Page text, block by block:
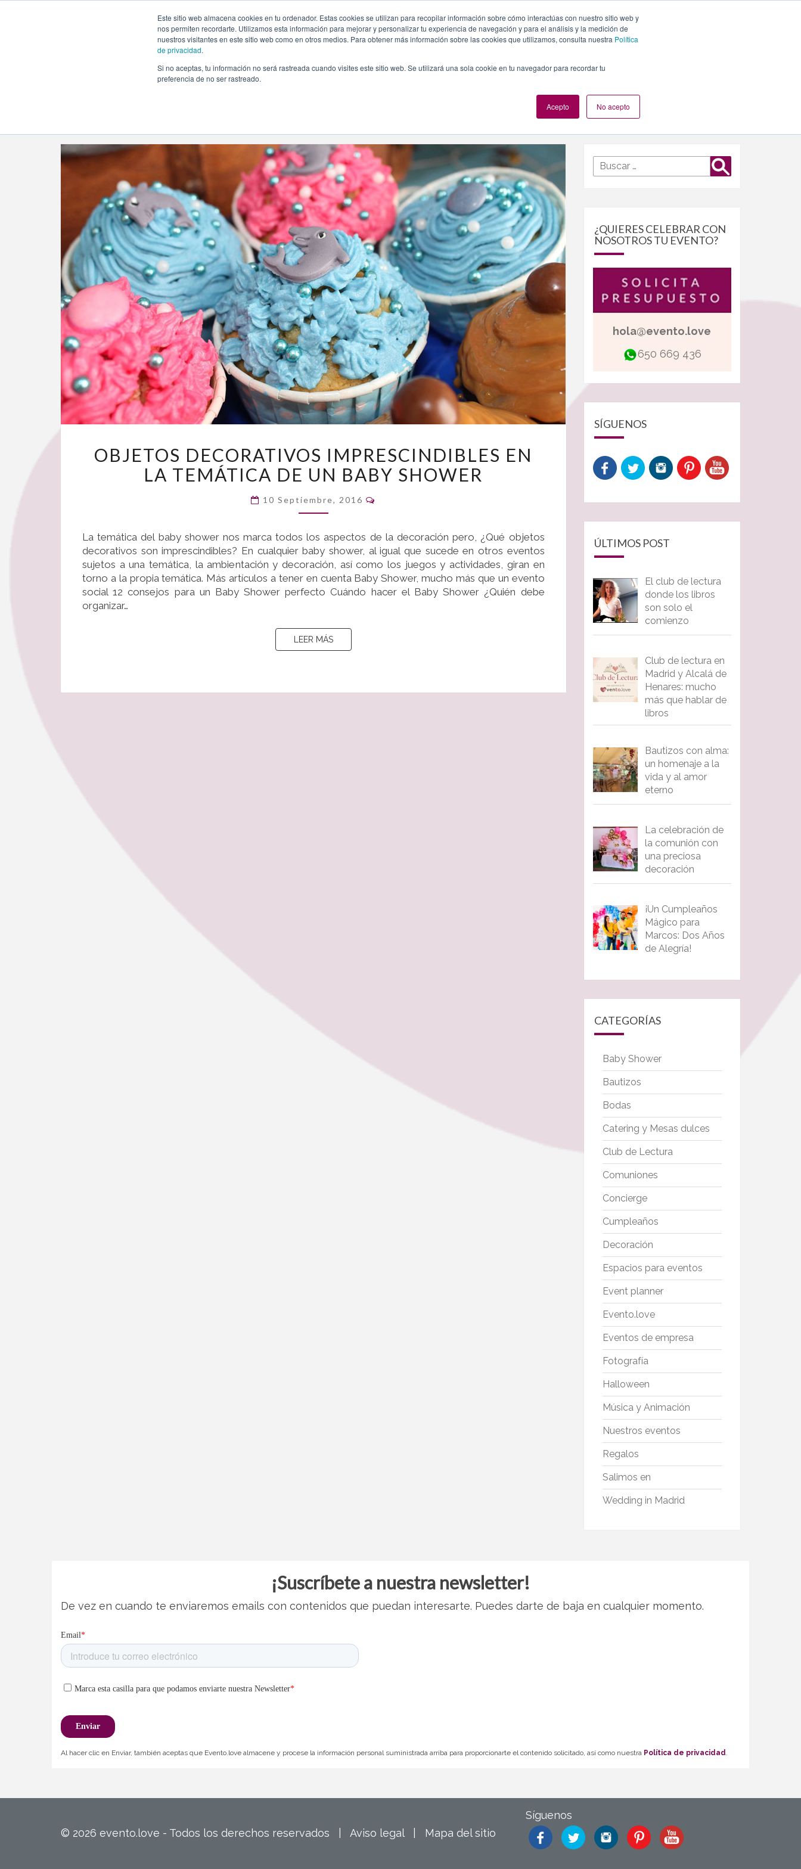
Este sitio web almacena cookies en tu ordenador. Estas cookies se utilizan para recopilar información sobre cómo interactúas con nuestro sitio web y
nos permiten recordarte. Utilizamos esta información para mejorar y personalizar tu experiencia de navegación y para el análisis y la medición de
nuestros visitantes en este sitio web como en otros medios. Para obtener más información sobre las cookies que utilizamos, consulta nuestra Política
de privacidad.
Si no aceptas, tu información no será rastreada cuando visites este sitio web. Se utilizará una sola cookie en tu navegador para recordar tu
preferencia de no ser rastreado.
Acepto No acepto
INICIO QUIÉNES SOMOS TE OFRECEMOS PLANES NUESTROS EVENTOS
organizar un baby shower
DECORATIVOS
IMPRESCINDIBLES
EN
LA
TEMÁTICA
UN
BABY
SHOWER
OBJETOS DECORATIVOS IMPRESCINDIBLES EN
LA TEMÁTICA DE UN BABY SHOWER
10 Septiembre, 2016
La temática del baby shower nos marca todos los aspectos de la decoración pero, ¿Qué objetos
decorativos son imprescindibles? En cualquier baby shower, al igual que sucede en otros eventos
sujetos a una temática, la ambientación y decoración, así como los juegos y actividades, giran en
torno a la propia temática. Más artículos a tener en cuenta Baby Shower, mucho más que un evento
social 12 consejos para un Baby Shower perfecto Cuándo hacer el Baby Shower ¿Quién debe
organizar…
LEER MÁSLEER MÁS
Buscar
por:
Buscar
¿QUIERES CELEBRAR CON
NOSOTROS TU EVENTO?
hola@evento.love
650 669 436
SÍGUENOS
ÚLTIMOS POST
El club de lectura
donde los libros
son solo el
comienzo
Club de lectura en
Madrid y Alcalá de
Henares: mucho
más que hablar de
libros
Bautizos con alma:
un homenaje a la
vida y al amor
eterno
La celebración de
la comunión con
una preciosa
decoración
¡Un Cumpleaños
Mágico para
Marcos: Dos Años
de Alegría!
CATEGORÍAS
Baby Shower
Bautizos
Bodas
Catering y Mesas dulces
Club de Lectura
Comuniones
Concierge
Cumpleaños
Decoración
Espacios para eventos
Event planner
Evento.love
Eventos de empresa
Fotografía
Halloween
Música y Animación
Nuestros eventos
Regalos
Salimos en
Wedding in Madrid
¡Suscríbete a nuestra newsletter!
De vez en cuando te enviaremos emails con contenidos que puedan interesarte. Puedes darte de baja en cualquier momento.
Al hacer clic en Enviar, también aceptas que Evento.love almacene y procese la información personal suministrada arriba para proporcionarte el contenido solicitado, así como nuestra Política de privacidad.
© 2026 evento.love - Todos los derechos reservados | Aviso legal| Mapa del sitio
Síguenos